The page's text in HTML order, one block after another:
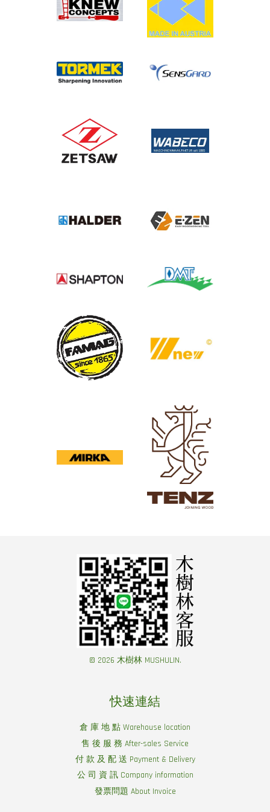
© 2026 木樹林 MUSHULIN.
快速連結
倉 庫 地 點 Warehouse location
售 後 服 務 After-sales Service
付 款 及 配 送 Payment & Delivery
公 司 資 訊 Company information
發票問題 About Invoice